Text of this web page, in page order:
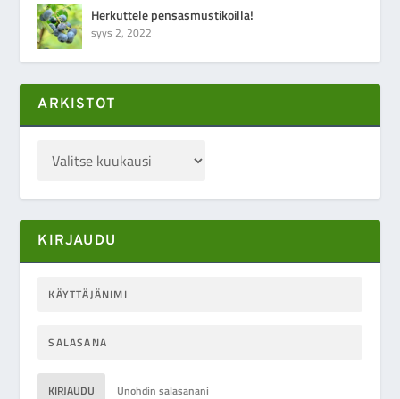
Herkuttele pensasmustikoilla!
syys 2, 2022
ARKISTOT
KIRJAUDU
KIRJAUDU Unohdin salasanani